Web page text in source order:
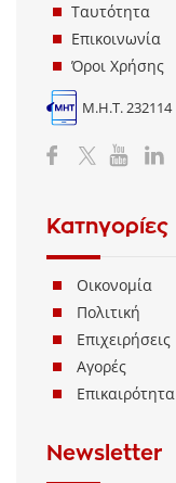
Ταυτότητα
Επικοινωνία
Όροι Χρήσης
Μ.Η.Τ. 232114
Κατηγορίες
Οικονομία
Πολιτική
Επιχειρήσεις
Αγορές
Επικαιρότητα
Newsletter